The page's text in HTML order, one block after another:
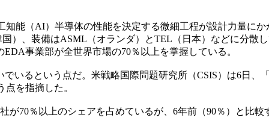
能（AI）半導体の性能を決定する微細工程が設計力量に
）、装備はASML（オランダ）とTEL（日本）などに分散
事業部が全世界市場の70％以上を掌握している。
いるという点だ。米戦略国際問題研究所（CSIS）は6日
を指摘した。
70％以上のシェアを占めているが、6年前（90％）と比較